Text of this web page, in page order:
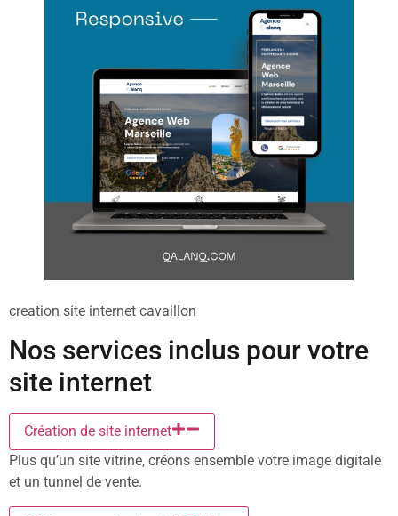
creation site internet cavaillon
Nos services inclus pour votre
site internet
Création de site internet
Plus qu’un site vitrine, créons ensemble votre image digitale
et un tunnel de vente.